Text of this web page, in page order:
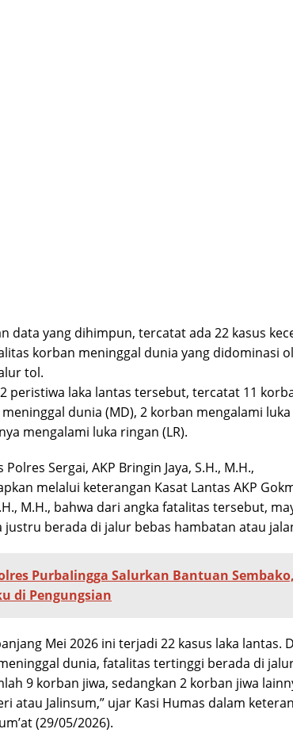
data yang dihimpun, tercatat ada 22 kasus
korban meninggal dunia yang didominasi
tol.
peristiwa laka lantas tersebut, tercatat 11
dunia (MD), 2 korban mengalami luka
mengalami luka ringan (LR).
Polres Sergai, AKP Bringin Jaya, S.H., M.H.,
melalui keterangan Kasat Lantas AKP
M.H., bahwa dari angka fatalitas tersebut,
justru berada di jalur bebas hambatan atau
PurbaIingga Salurkan Bantuan
di Pengungsian
Mei 2026 ini terjadi 22 kasus laka lantas.
dunia, fatalitas tertinggi berada di
9 korban jiwa, sedangkan 2 korban jiwa
atau Jalinsum,” ujar Kasi Humas dalam
(29/05/2026).